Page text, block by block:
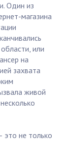
Один из
магазина
или
на
захвата
живой
это не только